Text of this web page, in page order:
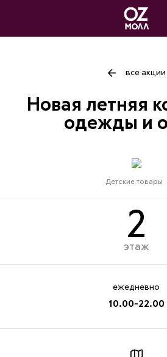
все акции
Новая летняя
одежды и
Детские товары
2
этаж
ежедневно
10.00-22.00